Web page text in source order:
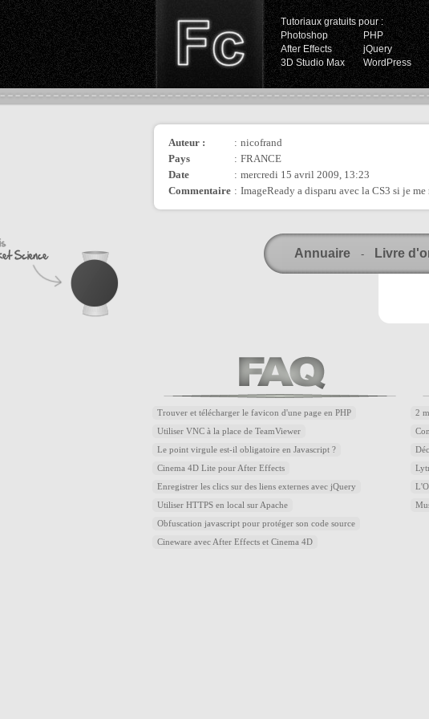
Tutoriaux gratuits pour :
Photoshop
PHP
After Effects
jQuery
3D Studio Max
WordPress
Auteur : : nicofrand
Pays
: FRANCE
Date
: mercredi 15 avril 2009, 13:23
Commentaire : ImageReady a disparu avec la CS3 si je
Annuaire - Livre
Trouver et télécharger le favicon d'une page en PHP
Utiliser VNC à la place de TeamViewer
Le point virgule est-il obligatoire en Javascript ?
Cinema 4D Lite pour After Effects
Enregistrer les clics sur des liens externes avec jQuery
Utiliser HTTPS en local sur Apache
Obfuscation javascript pour protéger son code source
Cineware avec After Effects et Cinema 4D
2